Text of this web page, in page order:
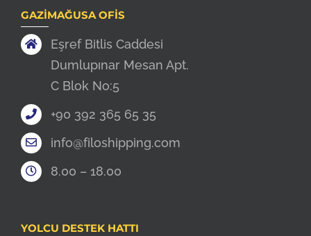
GAZIMAĞUSA OFIS
Eşref Bitlis Caddesi
Dumlupınar Mesan Apt.
C Blok No:5
+90 392 365 65 35
info@filoshipping.com
8.00 – 18.00
YOLCU DESTEK HATTI